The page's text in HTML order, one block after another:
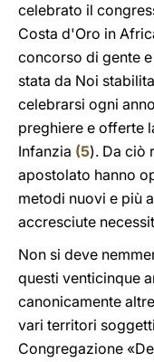
celebrato il
Costa d'Oro in
concorso di gente
stata da Noi
celebrarsi ogni
preghiere e offerte
Infanzia (5). Da ciò
apostolato hanno
metodi nuovi e più
accresciute
Non si deve
questi venticinque
canonicamente
vari territori
Congregazione